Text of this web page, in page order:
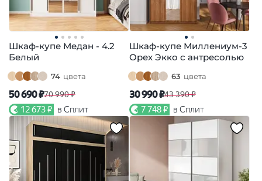
Шкаф-купе Медан - 4.2
Белый
74 цвета
50 690 ₽70 990 ₽
12 673 ₽ в Сплит
Шкаф-купе Миллениум-3
Орех Экко с антресолью
63 цвета
30 990 ₽43 390 ₽
7 748 ₽ в Сплит